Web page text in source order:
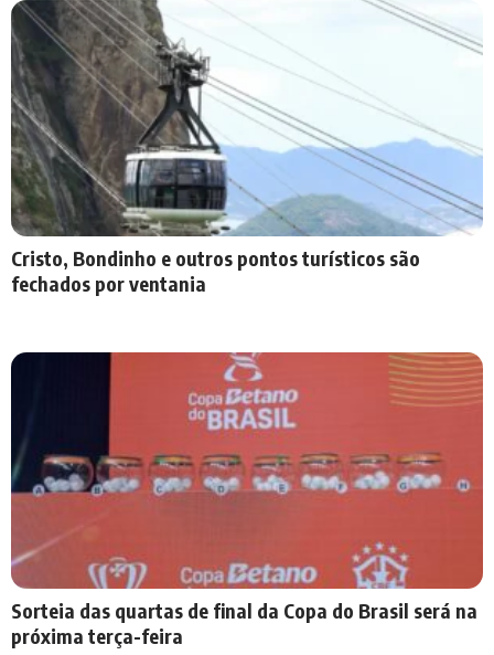
Cristo, Bondinho e outros pontos turísticos são
fechados por ventania
Sorteia das quartas de final da Copa do Brasil será na
próxima terça-feira